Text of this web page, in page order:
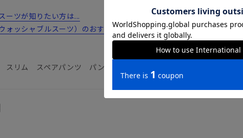
ーツが知りたい方は...
ォッシャブルスーツ）のおすすめ12選！コスパのいい選び方や洗い方
リム スペアパンツ パンツ2本